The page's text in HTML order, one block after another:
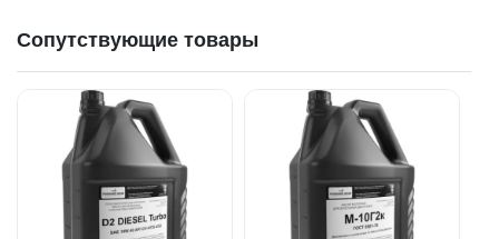
Сопутствующие товары